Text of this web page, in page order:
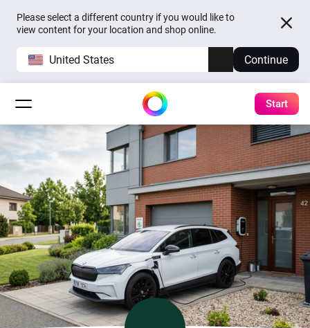
Please select a different country if you would like to
view content for your location and shop online.
United States Continue
Start